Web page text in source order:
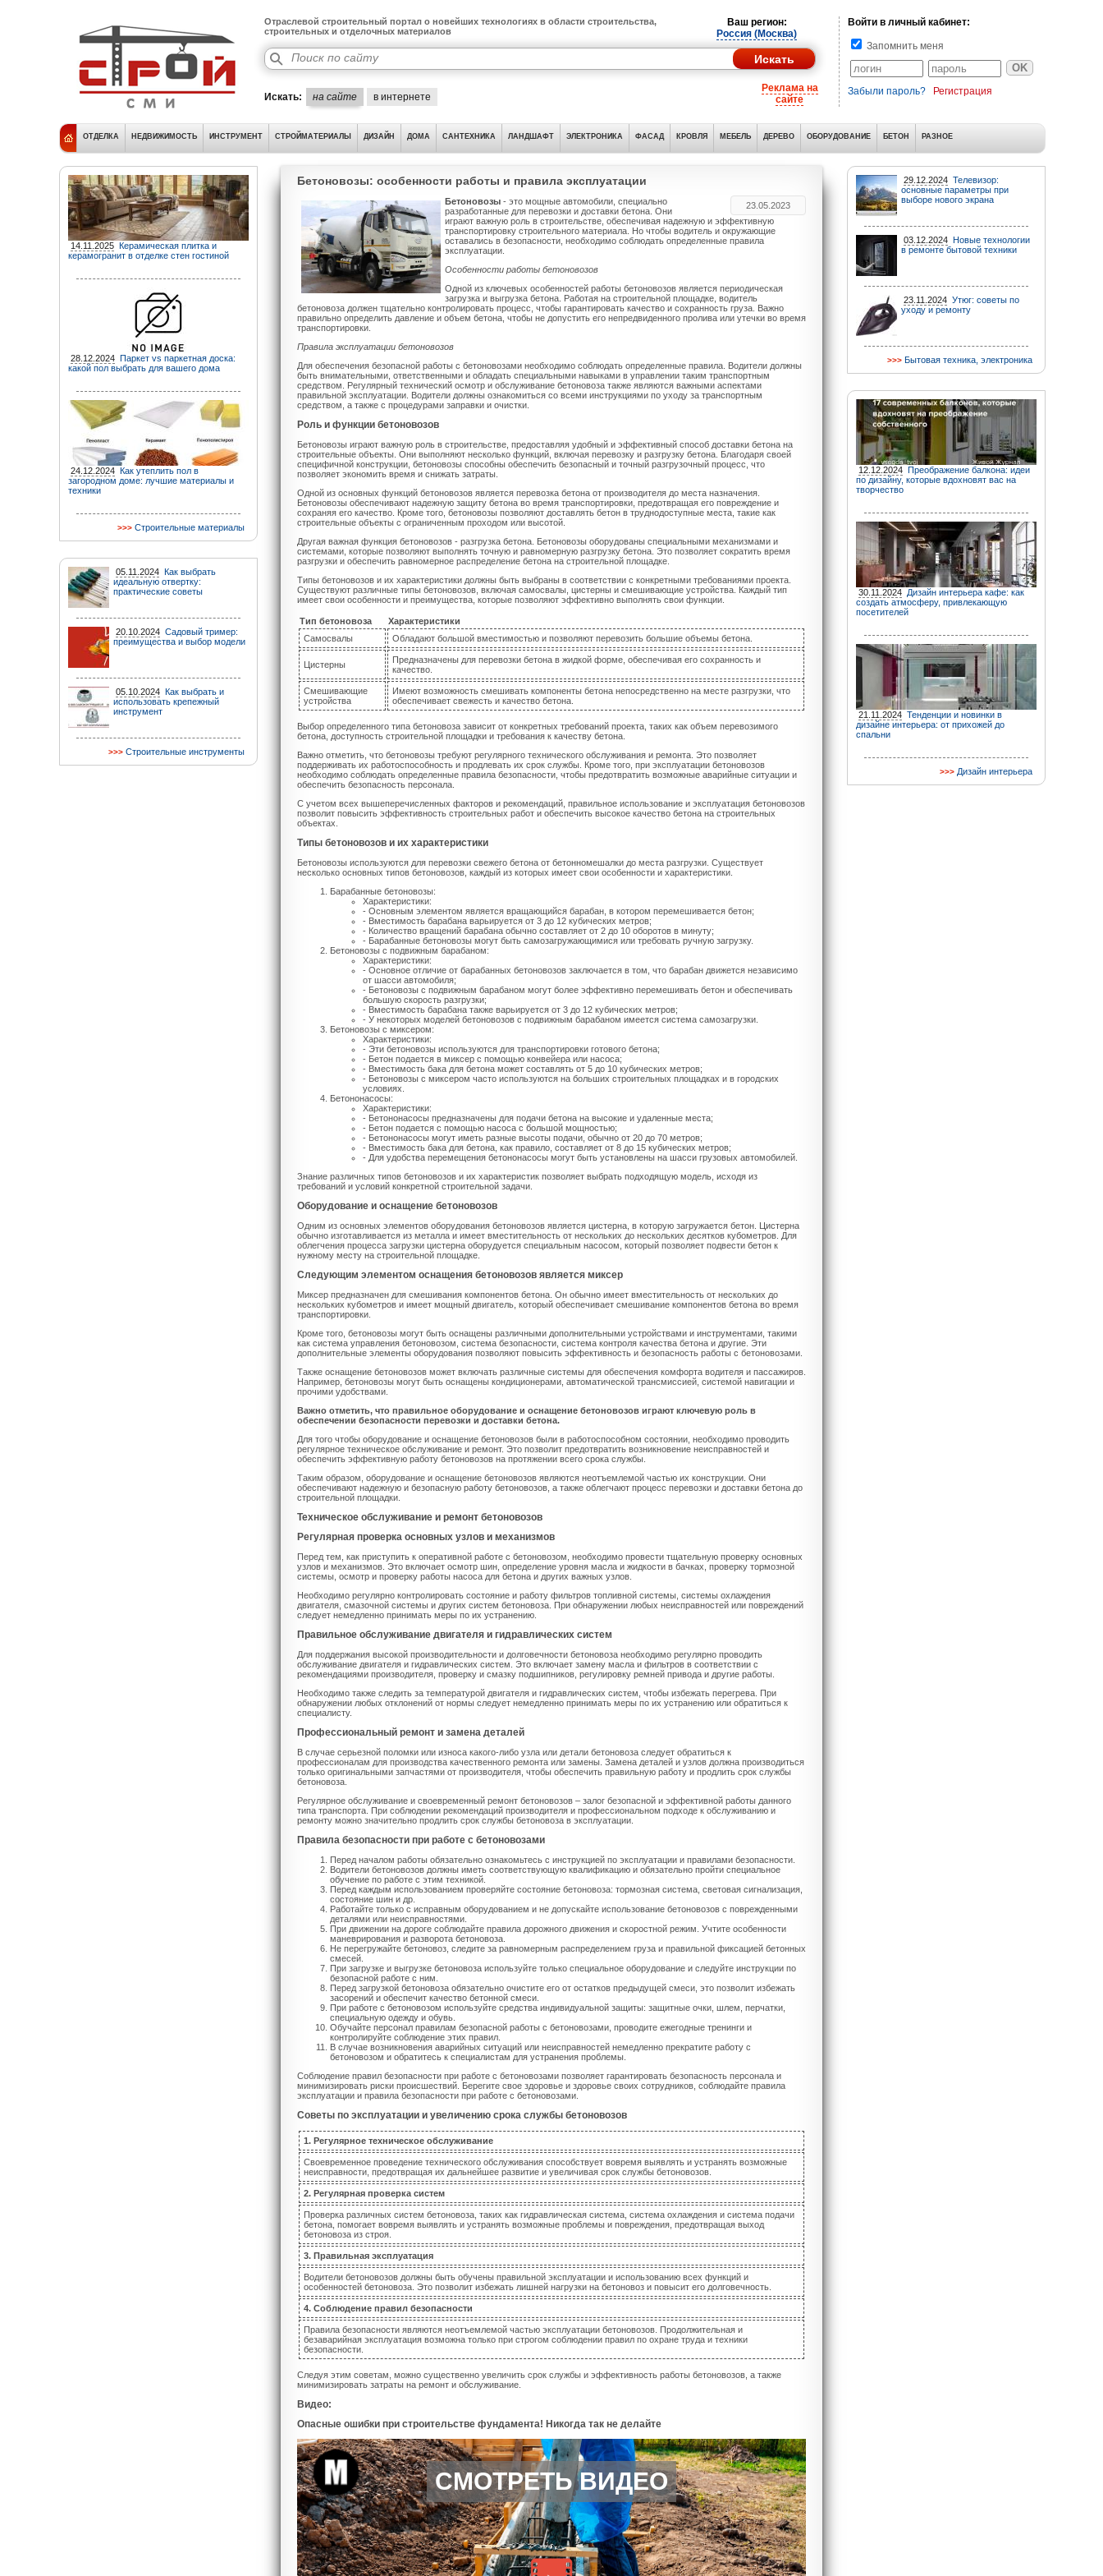
Отраслевой строительный портал о новейших технологиях в области строительства,
строительных и отделочных материалов
Ваш регион:
Россия (Москва)
Искать: на сайте в интернете
Реклама на
сайте
Войти в личный кабинет:
Запомнить меня
Забыли пароль? Регистрация
ОТДЕЛКА НЕДВИЖИМОСТЬ ИНСТРУМЕНТ СТРОЙМАТЕРИАЛЫ ДИЗАЙН ДОМА САНТЕХНИКА ЛАНДШАФТ ЭЛЕКТРОНИКА ФАСАД КРОВЛЯ МЕБЕЛЬ ДЕРЕВО ОБОРУДОВАНИЕ БЕТОН РАЗНОЕ
14.11.2025 Керамическая плитка и
керамогранит в отделке стен гостиной
28.12.2024 Паркет vs паркетная доска:
какой пол выбрать для вашего дома
24.12.2024 Как утеплить пол в
загородном доме: лучшие материалы и
техники
Строительные материалы
05.11.2024 Как выбрать
идеальную отвертку:
практические советы
20.10.2024 Садовый тример:
преимущества и выбор модели
05.10.2024 Как выбрать и
использовать крепежный
инструмент
Строительные инструменты
Бетоновозы: особенности работы и правила эксплуатации
23.05.2023
Бетоновозы - это мощные автомобили, специально
разработанные для перевозки и доставки бетона. Они
играют важную роль в строительстве, обеспечивая надежную и эффективную
транспортировку строительного материала. Но чтобы водитель и окружающие
оставались в безопасности, необходимо соблюдать определенные правила
эксплуатации.
Особенности работы бетоновозов
Одной из ключевых особенностей работы бетоновозов является периодическая
загрузка и выгрузка бетона. Работая на строительной площадке, водитель
бетоновоза должен тщательно контролировать процесс, чтобы гарантировать качество и сохранность груза. Важно
правильно определить давление и объем бетона, чтобы не допустить его непредвиденного пролива или утечки во время
транспортировки.
Правила эксплуатации бетоновозов
Для обеспечения безопасной работы с бетоновозами необходимо соблюдать определенные правила. Водители должны
быть внимательными, ответственными и обладать специальными навыками в управлении таким транспортным
средством. Регулярный технический осмотр и обслуживание бетоновоза также являются важными аспектами
правильной эксплуатации. Водители должны ознакомиться со всеми инструкциями по уходу за транспортным
средством, а также с процедурами заправки и очистки.
Роль и функции бетоновозов
Бетоновозы играют важную роль в строительстве, предоставляя удобный и эффективный способ доставки бетона на
строительные объекты. Они выполняют несколько функций, включая перевозку и разгрузку бетона. Благодаря своей
специфичной конструкции, бетоновозы способны обеспечить безопасный и точный разгрузочный процесс, что
позволяет экономить время и снижать затраты.
Одной из основных функций бетоновозов является перевозка бетона от производителя до места назначения.
Бетоновозы обеспечивают надежную защиту бетона во время транспортировки, предотвращая его повреждение и
сохраняя его качество. Кроме того, бетоновозы позволяют доставлять бетон в труднодоступные места, такие как
строительные объекты с ограниченным проходом или высотой.
Другая важная функция бетоновозов - разгрузка бетона. Бетоновозы оборудованы специальными механизмами и
системами, которые позволяют выполнять точную и равномерную разгрузку бетона. Это позволяет сократить время
разгрузки и обеспечить равномерное распределение бетона на строительной площадке.
Типы бетоновозов и их характеристики должны быть выбраны в соответствии с конкретными требованиями проекта.
Существуют различные типы бетоновозов, включая самосвалы, цистерны и смешивающие устройства. Каждый тип
имеет свои особенности и преимущества, которые позволяют эффективно выполнять свои функции.
Тип бетоновоза
Характеристики
Самосвалы
Обладают большой вместимостью и позволяют перевозить большие объемы бетона.
Цистерны
Предназначены для перевозки бетона в жидкой форме, обеспечивая его сохранность и
качество.
Смешивающие
устройства
Имеют возможность смешивать компоненты бетона непосредственно на месте разгрузки, что
обеспечивает свежесть и качество бетона.
Выбор определенного типа бетоновоза зависит от конкретных требований проекта, таких как объем перевозимого
бетона, доступность строительной площадки и требования к качеству бетона.
Важно отметить, что бетоновозы требуют регулярного технического обслуживания и ремонта. Это позволяет
поддерживать их работоспособность и продлевать их срок службы. Кроме того, при эксплуатации бетоновозов
необходимо соблюдать определенные правила безопасности, чтобы предотвратить возможные аварийные ситуации и
обеспечить безопасность персонала.
С учетом всех вышеперечисленных факторов и рекомендаций, правильное использование и эксплуатация бетоновозов
позволит повысить эффективность строительных работ и обеспечить высокое качество бетона на строительных
объектах.
Типы бетоновозов и их характеристики
Бетоновозы используются для перевозки свежего бетона от бетонномешалки до места разгрузки. Существует
несколько основных типов бетоновозов, каждый из которых имеет свои особенности и характеристики.
Барабанные бетоновозы:
Характеристики:
- Основным элементом является вращающийся барабан, в котором перемешивается бетон;
- Вместимость барабана варьируется от 3 до 12 кубических метров;
- Количество вращений барабана обычно составляет от 2 до 10 оборотов в минуту;
- Барабанные бетоновозы могут быть самозагружающимися или требовать ручную загрузку.
Бетоновозы с подвижным барабаном:
Характеристики:
- Основное отличие от барабанных бетоновозов заключается в том, что барабан движется независимо
от шасси автомобиля;
- Бетоновозы с подвижным барабаном могут более эффективно перемешивать бетон и обеспечивать
большую скорость разгрузки;
- Вместимость барабана также варьируется от 3 до 12 кубических метров;
- У некоторых моделей бетоновозов с подвижным барабаном имеется система самозагрузки.
Бетоновозы с миксером:
Характеристики:
- Эти бетоновозы используются для транспортировки готового бетона;
- Бетон подается в миксер с помощью конвейера или насоса;
- Вместимость бака для бетона может составлять от 5 до 10 кубических метров;
- Бетоновозы с миксером часто используются на больших строительных площадках и в городских
условиях.
Бетононасосы:
Характеристики:
- Бетононасосы предназначены для подачи бетона на высокие и удаленные места;
- Бетон подается с помощью насоса с большой мощностью;
- Бетононасосы могут иметь разные высоты подачи, обычно от 20 до 70 метров;
- Вместимость бака для бетона, как правило, составляет от 8 до 15 кубических метров;
- Для удобства перемещения бетононасосы могут быть установлены на шасси грузовых автомобилей.
Знание различных типов бетоновозов и их характеристик позволяет выбрать подходящую модель, исходя из
требований и условий конкретной строительной задачи.
Оборудование и оснащение бетоновозов
Одним из основных элементов оборудования бетоновозов является цистерна, в которую загружается бетон. Цистерна
обычно изготавливается из металла и имеет вместительность от нескольких до нескольких десятков кубометров. Для
облегчения процесса загрузки цистерна оборудуется специальным насосом, который позволяет подвести бетон к
нужному месту на строительной площадке.
Следующим элементом оснащения бетоновозов является миксер
Миксер предназначен для смешивания компонентов бетона. Он обычно имеет вместительность от нескольких до
нескольких кубометров и имеет мощный двигатель, который обеспечивает смешивание компонентов бетона во время
транспортировки.
Кроме того, бетоновозы могут быть оснащены различными дополнительными устройствами и инструментами, такими
как система управления бетоновозом, система безопасности, система контроля качества бетона и другие. Эти
дополнительные элементы оборудования позволяют повысить эффективность и безопасность работы с бетоновозами.
Также оснащение бетоновозов может включать различные системы для обеспечения комфорта водителя и пассажиров.
Например, бетоновозы могут быть оснащены кондиционерами, автоматической трансмиссией, системой навигации и
прочими удобствами.
Важно отметить, что правильное оборудование и оснащение бетоновозов играют ключевую роль в
обеспечении безопасности перевозки и доставки бетона.
Для того чтобы оборудование и оснащение бетоновозов были в работоспособном состоянии, необходимо проводить
регулярное техническое обслуживание и ремонт. Это позволит предотвратить возникновение неисправностей и
обеспечить эффективную работу бетоновозов на протяжении всего срока службы.
Таким образом, оборудование и оснащение бетоновозов являются неотъемлемой частью их конструкции. Они
обеспечивают надежную и безопасную работу бетоновозов, а также облегчают процесс перевозки и доставки бетона до
строительной площадки.
Техническое обслуживание и ремонт бетоновозов
Регулярная проверка основных узлов и механизмов
Перед тем, как приступить к оперативной работе с бетоновозом, необходимо провести тщательную проверку основных
узлов и механизмов. Это включает осмотр шин, определение уровня масла и жидкости в бачках, проверку тормозной
системы, осмотр и проверку работы насоса для бетона и других важных узлов.
Необходимо регулярно контролировать состояние и работу фильтров топливной системы, системы охлаждения
двигателя, смазочной системы и других систем бетоновоза. При обнаружении любых неисправностей или повреждений
следует немедленно принимать меры по их устранению.
Правильное обслуживание двигателя и гидравлических систем
Для поддержания высокой производительности и долговечности бетоновоза необходимо регулярно проводить
обслуживание двигателя и гидравлических систем. Это включает замену масла и фильтров в соответствии с
рекомендациями производителя, проверку и смазку подшипников, регулировку ремней привода и другие работы.
Необходимо также следить за температурой двигателя и гидравлических систем, чтобы избежать перегрева. При
обнаружении любых отклонений от нормы следует немедленно принимать меры по их устранению или обратиться к
специалисту.
Профессиональный ремонт и замена деталей
В случае серьезной поломки или износа какого-либо узла или детали бетоновоза следует обратиться к
профессионалам для производства качественного ремонта или замены. Замена деталей и узлов должна производиться
только оригинальными запчастями от производителя, чтобы обеспечить правильную работу и продлить срок службы
бетоновоза.
Регулярное обслуживание и своевременный ремонт бетоновозов – залог безопасной и эффективной работы данного
типа транспорта. При соблюдении рекомендаций производителя и профессиональном подходе к обслуживанию и
ремонту можно значительно продлить срок службы бетоновоза в эксплуатации.
Правила безопасности при работе с бетоновозами
Перед началом работы обязательно ознакомьтесь с инструкцией по эксплуатации и правилами безопасности.
Водители бетоновозов должны иметь соответствующую квалификацию и обязательно пройти специальное
обучение по работе с этим техникой.
Перед каждым использованием проверяйте состояние бетоновоза: тормозная система, световая сигнализация,
состояние шин и др.
Работайте только с исправным оборудованием и не допускайте использование бетоновозов с поврежденными
деталями или неисправностями.
При движении на дороге соблюдайте правила дорожного движения и скоростной режим. Учтите особенности
маневрирования и разворота бетоновоза.
Не перегружайте бетоновоз, следите за равномерным распределением груза и правильной фиксацией бетонных
смесей.
При загрузке и выгрузке бетоновоза используйте только специальное оборудование и следуйте инструкции по
безопасной работе с ним.
Перед загрузкой бетоновоза обязательно очистите его от остатков предыдущей смеси, это позволит избежать
засорений и обеспечит качество бетонной смеси.
При работе с бетоновозом используйте средства индивидуальной защиты: защитные очки, шлем, перчатки,
специальную одежду и обувь.
Обучайте персонал правилам безопасной работы с бетоновозами, проводите ежегодные тренинги и
контролируйте соблюдение этих правил.
В случае возникновения аварийных ситуаций или неисправностей немедленно прекратите работу с
бетоновозом и обратитесь к специалистам для устранения проблемы.
Соблюдение правил безопасности при работе с бетоновозами позволяет гарантировать безопасность персонала и
минимизировать риски происшествий. Берегите свое здоровье и здоровье своих сотрудников, соблюдайте правила
эксплуатации и правила безопасности при работе с бетоновозами.
Советы по эксплуатации и увеличению срока службы бетоновозов
1. Регулярное техническое обслуживание
Своевременное проведение технического обслуживания способствует вовремя выявлять и устранять возможные
неисправности, предотвращая их дальнейшее развитие и увеличивая срок службы бетоновозов.
2. Регулярная проверка систем
Проверка различных систем бетоновоза, таких как гидравлическая система, система охлаждения и система подачи
бетона, помогает вовремя выявлять и устранять возможные проблемы и повреждения, предотвращая выход
бетоновоза из строя.
3. Правильная эксплуатация
Водители бетоновозов должны быть обучены правильной эксплуатации и использованию всех функций и
особенностей бетоновоза. Это позволит избежать лишней нагрузки на бетоновоз и повысит его долговечность.
4. Соблюдение правил безопасности
Правила безопасности являются неотъемлемой частью эксплуатации бетоновозов. Продолжительная и
безаварийная эксплуатация возможна только при строгом соблюдении правил по охране труда и техники
безопасности.
Следуя этим советам, можно существенно увеличить срок службы и эффективность работы бетоновозов, а также
минимизировать затраты на ремонт и обслуживание.
Видео:
Опасные ошибки при строительстве фундамента! Никогда так не делайте
СМОТРЕТЬ ВИДЕО
29.12.2024 Телевизор:
основные параметры при
выборе нового экрана
03.12.2024 Новые технологии
в ремонте бытовой техники
23.11.2024 Утюг: советы по
уходу и ремонту
Бытовая техника, электроника
12.12.2024 Преображение балкона: идеи
по дизайну, которые вдохновят вас на
творчество
30.11.2024 Дизайн интерьера кафе: как
создать атмосферу, привлекающую
посетителей
21.11.2024 Тенденции и новинки в
дизайне интерьера: от прихожей до
спальни
Дизайн интерьера